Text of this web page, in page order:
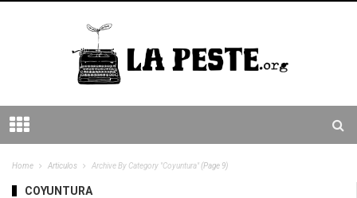
Home Articulos Archive By Category "Coyuntura"(Page 9)
COYUNTURA